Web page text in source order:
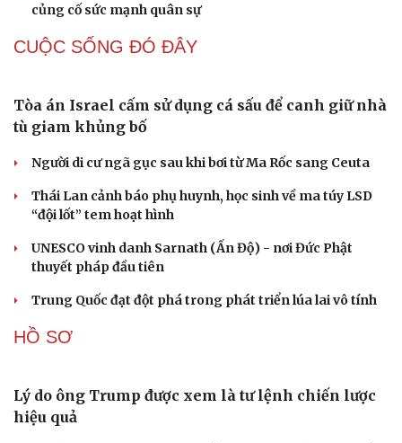
củng cố sức mạnh quân sự
CUỘC SỐNG ĐÓ ĐÂY
Tòa án Israel cấm sử dụng cá sấu để canh giữ nhà
tù giam khủng bố
Người di cư ngã gục sau khi bơi từ Ma Rốc sang Ceuta
Thái Lan cảnh báo phụ huynh, học sinh về ma túy LSD
“đội lốt” tem hoạt hình
UNESCO vinh danh Sarnath (Ấn Độ) - nơi Đức Phật
thuyết pháp đầu tiên
Trung Quốc đạt đột phá trong phát triển lúa lai vô tính
HỒ SƠ
Lý do ông Trump được xem là tư lệnh chiến lược
hiệu quả